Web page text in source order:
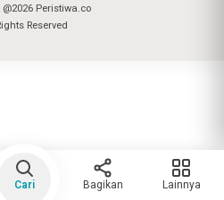
Peristiwa.co
Reserved
Cari Bagikan Lainnya